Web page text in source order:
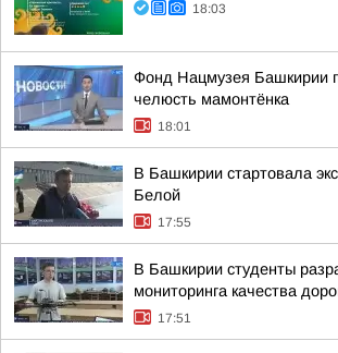
18:03
Фонд Нацмузея Башкирии
челюсть мамонтёнка
18:01
В Башкирии стартовала
Белой
17:55
В Башкирии студенты
мониторинга качества
17:51